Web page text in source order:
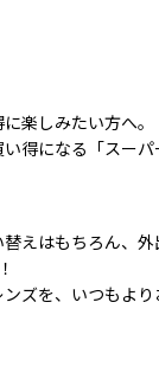
楽しみたい方へ。
得になる「スー
えはもちろん、
ズを、いつもよ